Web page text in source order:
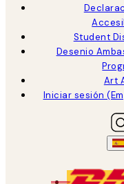
Student
Desenio
Art
Iniciar sesión